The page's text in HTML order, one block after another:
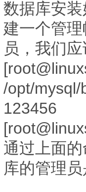
数据库安
建一个管
员，我们
/opt/mysql/
123456
通过上面
库的管理